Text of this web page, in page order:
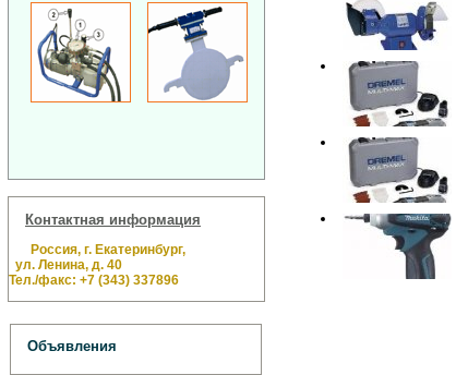
Контактная информация
Россия, г. Екатеринбург,
ул. Ленина, д. 40
Тел./факс: +7 (343) 337896
Объявления